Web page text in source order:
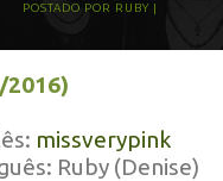
POSTADO POR RUBY
missverypink
Ruby (Denise)